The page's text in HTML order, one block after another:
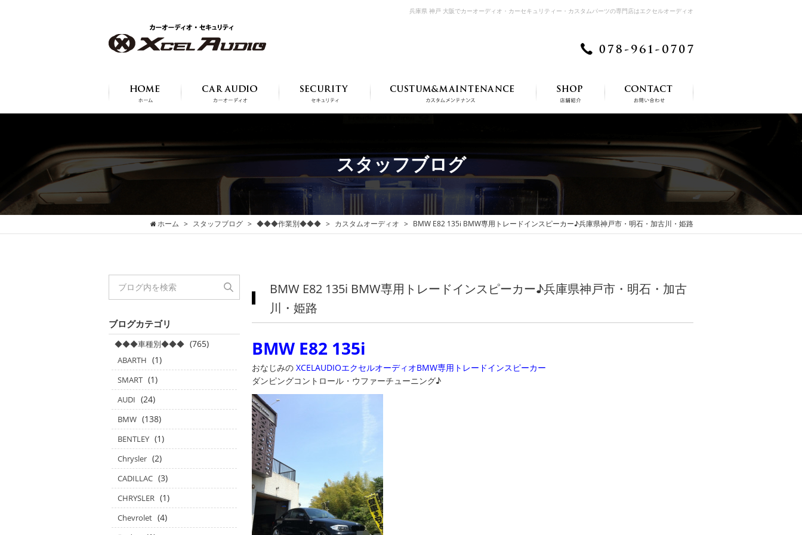
兵庫県 神戸 大阪でカーオーディオ・カーセキュリティー・カスタムパーツの専門店はエクセルオーディオ
スタッフブログ
ホーム スタッフブログ ◆◆◆作業別◆◆◆ カスタムオーディオ BMW E82 135i BMW専用トレードインスピーカー♪兵庫県神戸市・明石・加古川・姫路
BMW E82 135i BMW専用トレードインスピーカー♪兵庫県神戸市・明石・加古
川・姫路
BMW E82 135i
おなじみの XCELAUDIOエクセルオーディオBMW専用トレードインスピーカー
ダンピングコントロール・ウファーチューニング♪
ブログカテゴリ
◆◆◆車種別◆◆◆ (765)
ABARTH (1)
SMART (1)
AUDI (24)
BMW (138)
BENTLEY (1)
Chrysler (2)
CADILLAC (3)
CHRYSLER (1)
Chevrolet (4)